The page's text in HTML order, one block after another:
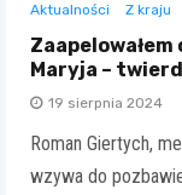
Aktualności Z kraju
Maryja –
19 sierpnia 2024
Roman Giertych,
wzywa do